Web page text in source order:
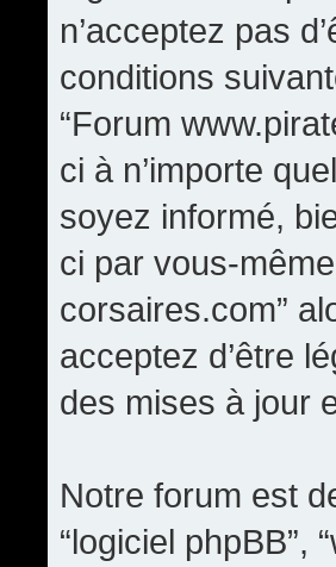
n’acceptez pas
conditions
“Forum
ci à n’importe
soyez informé,
ci par vous-
corsaires.com”
acceptez d’être
des mises à jour
Notre forum est
“logiciel phpBB”,